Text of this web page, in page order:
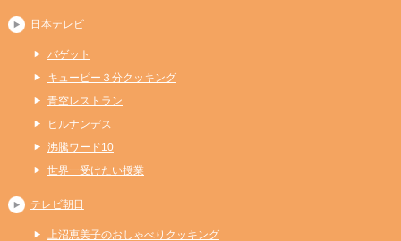
日本テレビ
バゲット
キューピー３分クッキング
青空レストラン
ヒルナンデス
沸騰ワード10
世界一受けたい授業
テレビ朝日
上沼恵美子のおしゃべりクッキング